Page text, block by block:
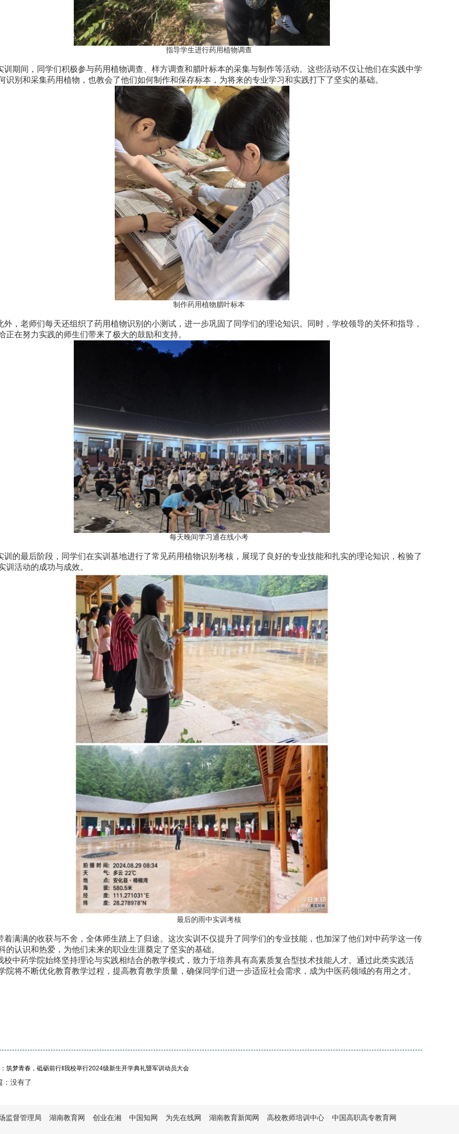
指导学生进行药用植物调查
训期间，同学们积极参与药用植物调查、样方调查和腊叶标本的采集与制作等活动。这些活动不仅让他们在实践中学
识别和采集药用植物，也教会了他们如何制作和保存标本，为将来的专业学习和实践打下了坚实的基础。
制作药用植物腊叶标本
外，老师们每天还组织了药用植物识别的小测试，进一步巩固了同学们的理论知识。同时，学校领导的关怀和指导，
正在努力实践的师生们带来了极大的鼓励和支持。
每天晚间学习通在线小考
训的最后阶段，同学们在实训基地进行了常见药用植物识别考核，展现了良好的专业技能和扎实的理论知识，检验了
训活动的成功与成效。
最后的雨中实训考核
着满满的收获与不舍，全体师生踏上了归途。这次实训不仅提升了同学们的专业技能，也加深了他们对中药学这一传
的认识和热爱，为他们未来的职业生涯奠定了坚实的基础。
校中药学院始终坚持理论与实践相结合的教学模式，致力于培养具有高素质复合型技术技能人才。通过此类实践活
院将不断优化教育教学过程，提高教育教学质量，确保同学们进一步适应社会需求，成为中医药领域的有用之才。
筑梦青春，砥砺前行‖我校举行2024级新生开学典礼暨军训动员大会
：没有了
监督管理局 湖南教育网 创业在湘 中国知网 为先在线网 湖南教育新闻网 高校教师培训中心 中国高职高专教育网